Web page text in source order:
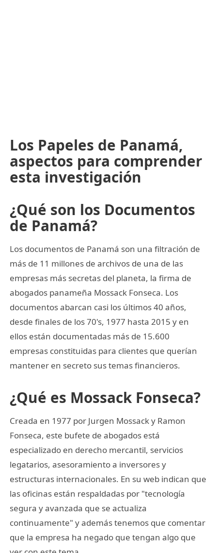
Los Papeles de Panamá,
aspectos para comprender
esta investigación
¿Qué son los Documentos
de Panamá?
Los documentos de Panamá son una filtración de
más de 11 millones de archivos de una de las
empresas más secretas del planeta, la firma de
abogados panameña Mossack Fonseca. Los
documentos abarcan casi los últimos 40 años,
desde finales de los 70's, 1977 hasta 2015 y en
ellos están documentadas más de 15.600
empresas constituidas para clientes que querían
mantener en secreto sus temas financieros.
¿Qué es Mossack Fonseca?
Creada en 1977 por Jurgen Mossack y Ramon
Fonseca, este bufete de abogados está
especializado en derecho mercantil, servicios
legatarios, asesoramiento a inversores y
estructuras internacionales. En su web indican que
las oficinas están respaldadas por "tecnología
segura y avanzada que se actualiza
continuamente" y además tenemos que comentar
que la empresa ha negado que tengan algo que